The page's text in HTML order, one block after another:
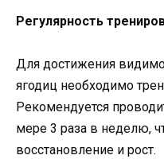
Регулярность
Для достижения
ягодиц необходимо
Рекомендуется
мере 3 раза в неделю,
восстановление и рост.